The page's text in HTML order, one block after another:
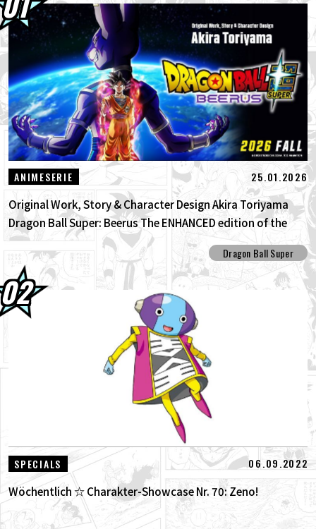
01.08.2026
Dragon Ball Super Divers Battle of Saiyans
Advance Packs jetzt im Angebot!
30.07.2026
DRAGON BALL: Funkelnd! ZEROs neuer,
bahnbrechender NEO- DLC ist da! Sieh...
30.07.2026
[Interview mit Hironobu Kageyama!]
DRAGON BALL: Sparking! Der Titel...
ANIMESERIE 25.01.2026
Original Work, Story & Character Design Akira Toriyama
Dragon Ball Super: Beerus The ENHANCED edition of the
anime Dragon Ball Super begins anew!
Dragon Ball Super
SPECIALS 06.09.2022
Wöchentlich ☆ Charakter-Showcase Nr. 70: Zeno!